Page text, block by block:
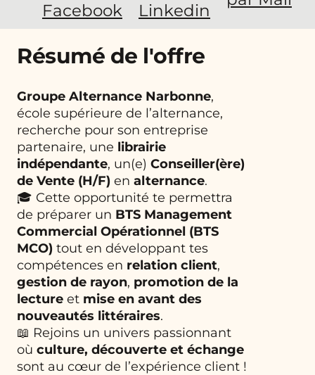
Facebook
Linkedin
Résumé de l'offre
Groupe Alternance Narbonne,
école supérieure de l’alternance,
recherche pour son entreprise
partenaire, une librairie
indépendante, un(e) Conseiller(ère)
de Vente (H/F) en alternance.
🎓 Cette opportunité te permettra
de préparer un BTS Management
Commercial Opérationnel (BTS
MCO) tout en développant tes
compétences en relation client,
gestion de rayon, promotion de la
lecture et mise en avant des
nouveautés littéraires.
📖 Rejoins un univers passionnant
où culture, découverte et échange
sont au cœur de l’expérience client !